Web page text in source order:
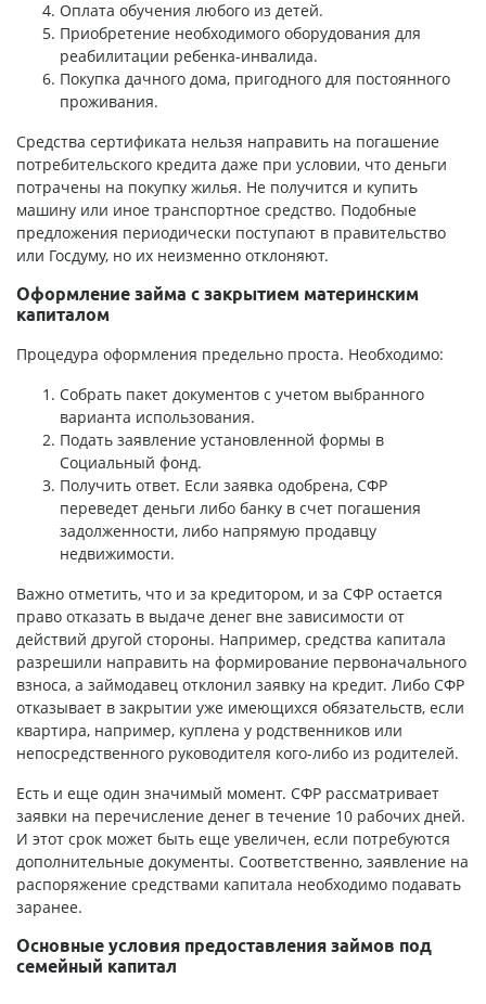
Оплата обучения любого из детей.
Приобретение необходимого оборудования для
реабилитации ребенка-инвалида.
Покупка дачного дома, пригодного для постоянного
проживания.
Средства сертификата нельзя направить на погашение
потребительского кредита даже при условии, что деньги
потрачены на покупку жилья. Не получится и купить
машину или иное транспортное средство. Подобные
предложения периодически поступают в правительство
или Госдуму, но их неизменно отклоняют.
Оформление займа с закрытием материнским
капиталом
Процедура оформления предельно проста. Необходимо:
Собрать пакет документов с учетом выбранного
варианта использования.
Подать заявление установленной формы в
Социальный фонд.
Получить ответ. Если заявка одобрена, СФР
переведет деньги либо банку в счет погашения
задолженности, либо напрямую продавцу
недвижимости.
Важно отметить, что и за кредитором, и за СФР остается
право отказать в выдаче денег вне зависимости от
действий другой стороны. Например, средства капитала
разрешили направить на формирование первоначального
взноса, а займодавец отклонил заявку на кредит. Либо СФР
отказывает в закрытии уже имеющихся обязательств, если
квартира, например, куплена у родственников или
непосредственного руководителя кого-либо из родителей.
Есть и еще один значимый момент. СФР рассматривает
заявки на перечисление денег в течение 10 рабочих дней.
И этот срок может быть еще увеличен, если потребуются
дополнительные документы. Соответственно, заявление на
распоряжение средствами капитала необходимо подавать
заранее.
Основные условия предоставления займов под
семейный капитал